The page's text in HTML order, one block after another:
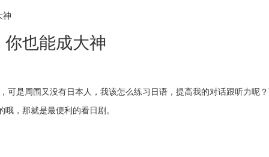
神
你也能成大神
是周围又没有日本人，我该怎么练习日语，提高我的对话跟听力呢？
，那就是最便利的看日剧。